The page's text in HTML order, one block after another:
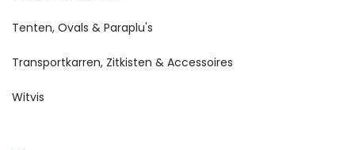
Tenten, Ovals & Paraplu's
Transportkarren, Zitkisten & Accessoires
Witvis